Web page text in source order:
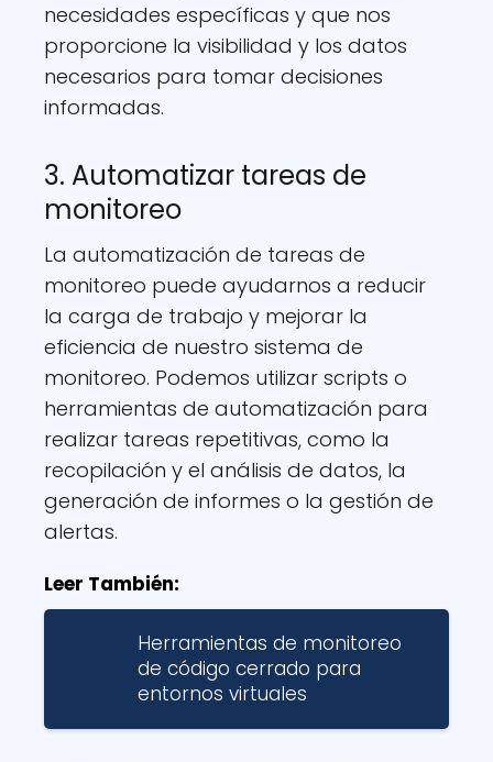
necesidades específicas y que nos
proporcione la visibilidad y los datos
necesarios para tomar decisiones
informadas.
3. Automatizar tareas de
monitoreo
La automatización de tareas de
monitoreo puede ayudarnos a reducir
la carga de trabajo y mejorar la
eficiencia de nuestro sistema de
monitoreo. Podemos utilizar scripts o
herramientas de automatización para
realizar tareas repetitivas, como la
recopilación y el análisis de datos, la
generación de informes o la gestión de
alertas.
Leer También:
Herramientas de monitoreo
de código cerrado para
entornos virtuales